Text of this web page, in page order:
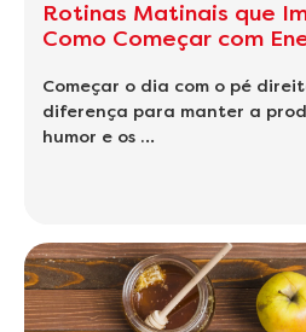
Rotinas Matinais que
Como Começar com
Começar o dia com o pé
diferença para manter a
humor e os …